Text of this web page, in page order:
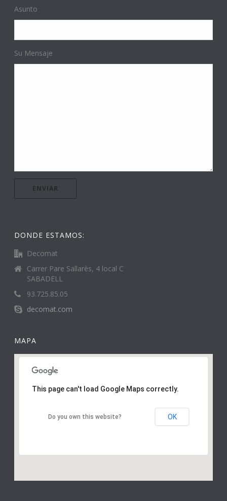
Asunto
Su Mensaje
DONDE ESTAMOS:
Decomat
Carrer Pare Sallarès, 4 local C
SABADELL
93.725.85.05
decomat.com
MAPA
This page can't load Google Maps correctly.
Do you own this website? OK